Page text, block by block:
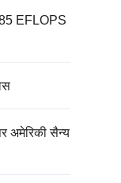
EFLOPS
अमेरिकी सैन्य